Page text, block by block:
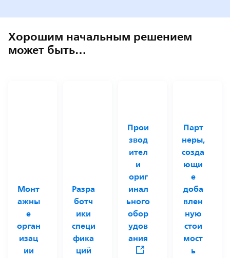
Хорошим начальным решением
может быть…
Монт
ажны
е
орган
изац
ии
Разра
ботч
ики
специ
фика
ций
Прои
звод
ител
и
ориг
инал
ьного
обор
удов
ания
Парт
неры,
созда
ющи
е
доба
влен
ную
стои
мост
ь